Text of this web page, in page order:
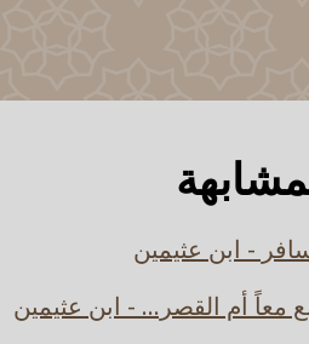
- ابن عثيمين
معاً أم القصر... - ابن عثيمين